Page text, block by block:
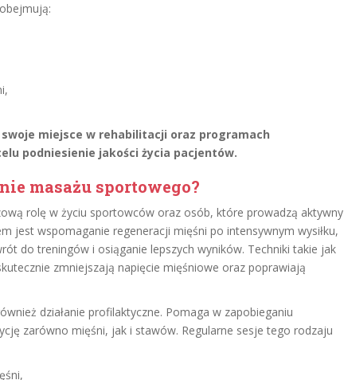
miejsce w rehabilitacji oraz programach
podniesienie jakości życia pacjentów.
masażu sportowego?
rolę w życiu sportowców oraz osób, które prowadzą aktywny
jest wspomaganie regeneracji mięśni po intensywnym wysiłku,
do treningów i osiąganie lepszych wyników. Techniki takie jak
zmniejszają napięcie mięśniowe oraz poprawiają
działanie profilaktyczne. Pomaga w zapobieganiu
zarówno mięśni, jak i stawów. Regularne sesje tego rodzaju